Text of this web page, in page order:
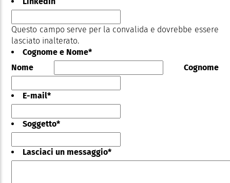
Questo campo serve per la convalida e dovrebbe essere
lasciato inalterato.
Cognome e Nome*
Nome
Cognome
E-mail*
Soggetto*
Lasciaci un messaggio*